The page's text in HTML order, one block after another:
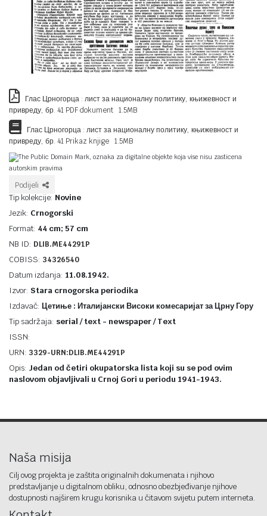
Глас Црногорца : лист за националну политику, књижевност и
привреду, бр. 41 PDF dokument 1.5MB
Глас Црногорца : лист за националну политику, књижевност и
привреду, бр. 41 Prikaz knjige 1.5MB
The Public Domain Mark, oznaka za digitalne objekte koja vise nisu zasticena
autorskim pravima
Podijeli
Tip kolekcije: Novine
Jezik: Crnogorski
Format: 44 cm; 57 cm
NB ID: DLIB.ME44291P
COBISS: 34326540
Datum izdanja: 11.08.1942.
Izvor: Stara crnogorska periodika
Izdavač: Цетиње : Италијански Високи комесаријат за Црну Гору
Tip sadržaja: serial / text - newspaper / Text
ISSN:
URN: 3329-URN:DLIB.ME44291P
Opis: Jedan od četiri okupatorska lista koji su se pod ovim
naslovom objavljivali u Crnoj Gori u periodu 1941-1943.
Naša misija
Cilj ovog projekta je zaštita originalnih dokumenata i njihovo
predstavljanje u digitalnom obliku, odnosno obezbjeđivanje njihove
dostupnosti najširem krugu korisnika u čitavom svijetu putem interneta.